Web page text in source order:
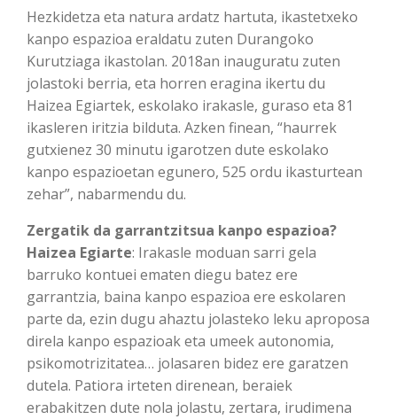
Hezkidetza eta natura ardatz hartuta, ikastetxeko
kanpo espazioa eraldatu zuten Durangoko
Kurutziaga ikastolan. 2018an inauguratu zuten
jolastoki berria, eta horren eragina ikertu du
Haizea Egiartek, eskolako irakasle, guraso eta 81
ikasleren iritzia bilduta. Azken finean, “haurrek
gutxienez 30 minutu igarotzen dute eskolako
kanpo espazioetan egunero, 525 ordu ikasturtean
zehar”, nabarmendu du.
Zergatik da garrantzitsua kanpo espazioa?
Haizea Egiarte: Irakasle moduan sarri gela
barruko kontuei ematen diegu batez ere
garrantzia, baina kanpo espazioa ere eskolaren
parte da, ezin dugu ahaztu jolasteko leku aproposa
direla kanpo espazioak eta umeek autonomia,
psikomotrizitatea… jolasaren bidez ere garatzen
dutela. Patiora irteten direnean, beraiek
erabakitzen dute nola jolastu, zertara, irudimena